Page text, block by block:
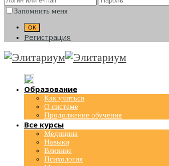
Запомнить меня
Регистрация
Образование
Как учиться
О системе
Продолжение обучения
Все курсы
Медицина
Навыки
Влияние
Психология